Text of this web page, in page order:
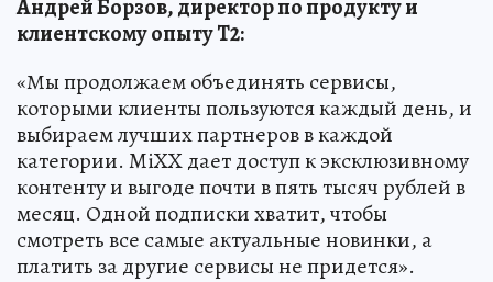
Андрей Борзов, директор по продукту и
клиентскому опыту T2:
«Мы продолжаем объединять сервисы,
которыми клиенты пользуются каждый день, и
выбираем лучших партнеров в каждой
категории. MiXX дает доступ к эксклюзивному
контенту и выгоде почти в пять тысяч рублей в
месяц. Одной подписки хватит, чтобы
смотреть все самые актуальные новинки, а
платить за другие сервисы не придется».